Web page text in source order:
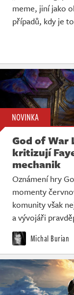
meme, jiní jako
případů, kdy je
NOVINKA
God of War
kritizují
mechanik
Oznámení hry
momenty
komunity však
a vývojáři
Michal Burian